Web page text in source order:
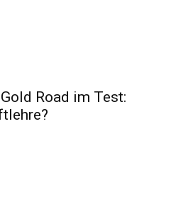
Road im Test: